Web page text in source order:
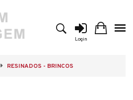
Login
RESINADOS - BRINCOS